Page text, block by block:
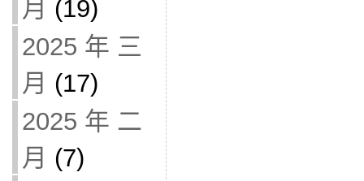
月 (19)
2025 年 三
月 (17)
2025 年 二
月 (7)